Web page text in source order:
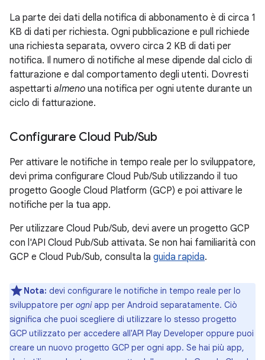
La parte dei dati della notifica di abbonamento è di circa 1
KB di dati per richiesta. Ogni pubblicazione e pull richiede
una richiesta separata, ovvero circa 2 KB di dati per
notifica. Il numero di notifiche al mese dipende dal ciclo di
fatturazione e dal comportamento degli utenti. Dovresti
aspettarti almeno una notifica per ogni utente durante un
ciclo di fatturazione.
Configurare Cloud Pub/Sub
Per attivare le notifiche in tempo reale per lo sviluppatore,
devi prima configurare Cloud Pub/Sub utilizzando il tuo
progetto Google Cloud Platform (GCP) e poi attivare le
notifiche per la tua app.
Per utilizzare Cloud Pub/Sub, devi avere un progetto GCP
con l'API Cloud Pub/Sub attivata. Se non hai familiarità con
GCP e Cloud Pub/Sub, consulta la guida rapida.
Nota: devi configurare le notifiche in tempo reale per lo
sviluppatore per ogniapp per Android separatamente. Ciò
significa che puoi scegliere di utilizzare lo stesso progetto
GCP utilizzato per accedere all'API Play Developer oppure puoi
creare un nuovo progetto GCP per ogni app. Se hai più app,